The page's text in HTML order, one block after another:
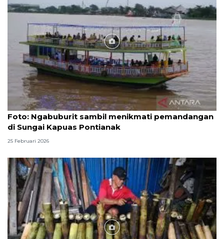
Foto
Foto: Ngabuburit sambil menikmati pemandangan
di Sungai Kapuas Pontianak
25 Februari 2026